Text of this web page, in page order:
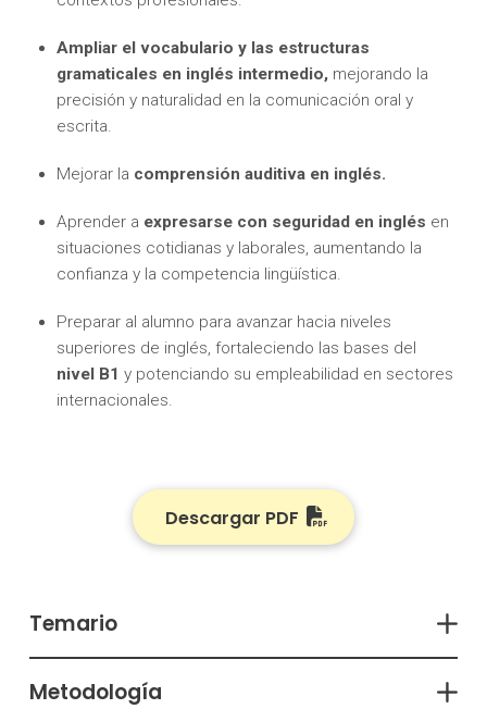
Ampliar el vocabulario y las estructuras
gramaticales en inglés intermedio, mejorando la
precisión y naturalidad en la comunicación oral y
escrita.
Mejorar la comprensión auditiva en inglés.
Aprender a expresarse con seguridad en inglés en
situaciones cotidianas y laborales, aumentando la
confianza y la competencia lingüística.
Preparar al alumno para avanzar hacia niveles
superiores de inglés, fortaleciendo las bases del
nivel B1y potenciando su empleabilidad en sectores
internacionales.
Descargar PDF
Temario
Metodología